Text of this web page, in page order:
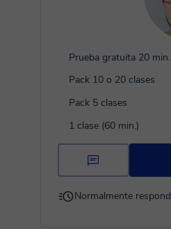
Prueba gratuita 20 min.
Pack 10 o 20 clases
Pack 5 clases
1 clase (60 min.)
Normalmente